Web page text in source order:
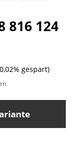
816 124
gespart)